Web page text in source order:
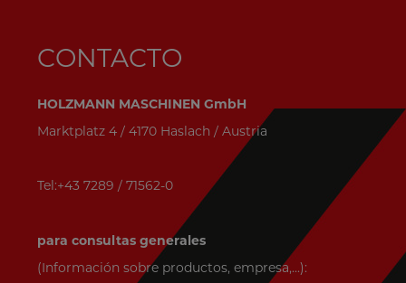
CONTACTO
HOLZMANN MASCHINEN GmbH
Marktplatz 4 / 4170 Haslach / Austria
Tel:+43 7289 / 71562-0
para consultas generales
(Información sobre productos, empresa,...):